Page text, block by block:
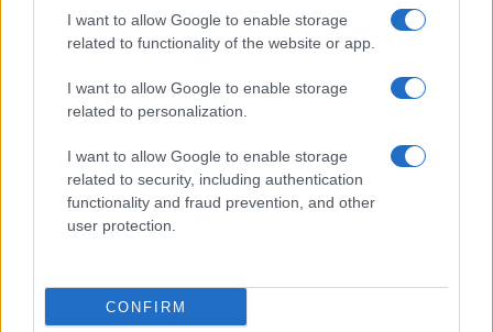
I want to allow Google to enable storage
related to functionality of the website or app.
I want to allow Google to enable storage
related to personalization.
I want to allow Google to enable storage
related to security, including authentication
functionality and fraud prevention, and other
user protection.
CONFIRM
ce
b
o
o
k
it
te
r
te
re
st
at
s
A
p
p
a
re
Articolo precedente
NOTIZIE RECENTI
Le previsioni meteo per il weekend a Olbia e in
Michelle Hunziker in Gallura, bella anche dal